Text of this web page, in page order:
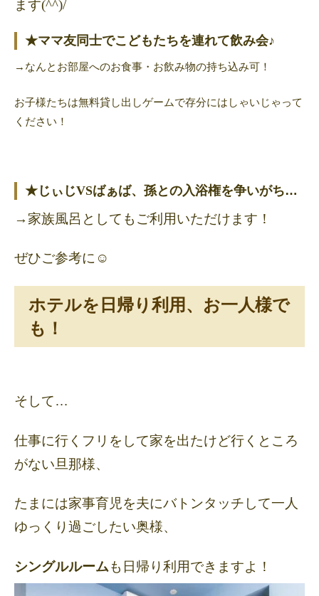
ます(^^)/
★ママ友同士でこどもたちを連れて飲み会♪
→なんとお部屋へのお食事・お飲み物の持ち込み可！
お子様たちは無料貸し出しゲームで存分にはしゃいじゃって
ください！
★じぃじVSばぁば、孫との入浴権を争いがち…
→家族風呂としてもご利用いただけます！
ぜひご参考に☺
ホテルを日帰り利用、お一人様で
も！
そして…
仕事に行くフリをして家を出たけど行くところ
がない旦那様、
たまには家事育児を夫にバトンタッチして一人
ゆっくり過ごしたい奥様、
シングルルームも日帰り利用できますよ！